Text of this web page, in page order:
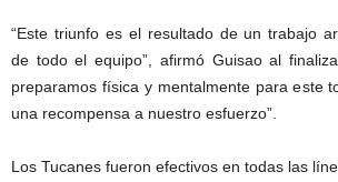
“Este triunfo es el resultado de un trabajo
de todo el equipo”, afirmó Guisao al
preparamos física y mentalmente para este
una recompensa a nuestro esfuerzo”.
Los Tucanes fueron efectivos en todas las